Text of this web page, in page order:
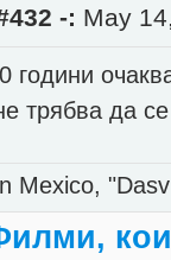
-: May
години
трябва да
Mexico,